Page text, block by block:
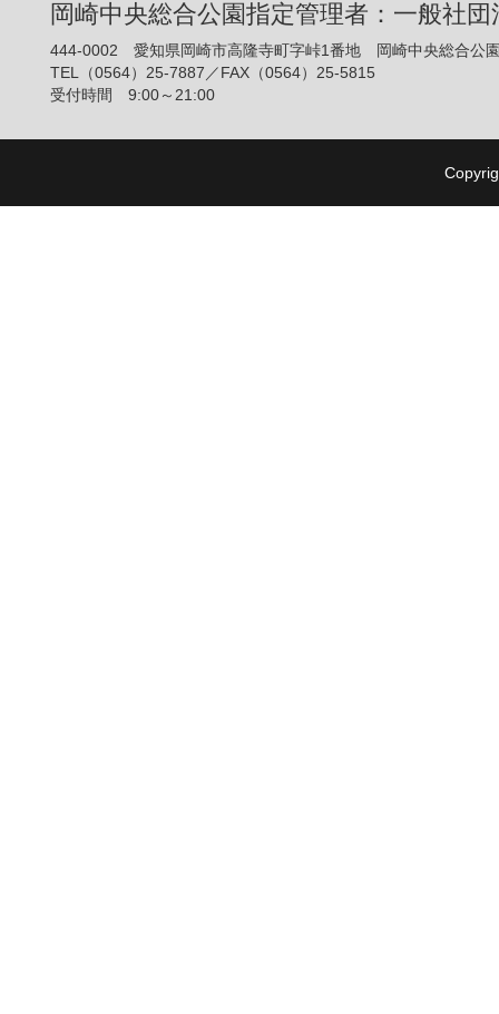
岡崎中央総合公園指定管理者：一般社
444-0002 愛知県岡崎市高隆寺町字峠1番地 岡崎中央総合公
TEL（0564）25-7887／FAX（0564）25-5815
受付時間 9:00～21:00